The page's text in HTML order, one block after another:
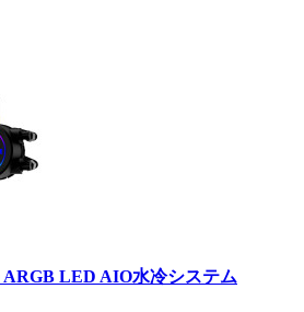
ARGB LED AIO水冷システム